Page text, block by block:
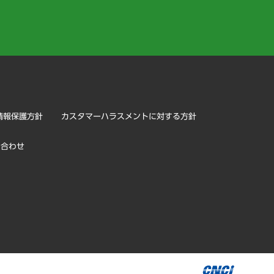
報保護方針 カスタマーハラスメントに対する方針
わせ